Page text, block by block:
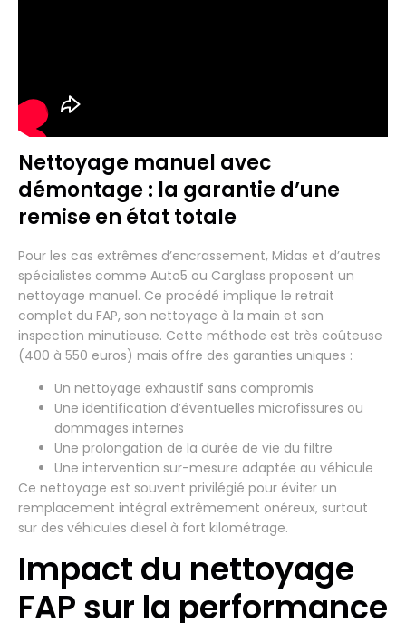
Nettoyage manuel avec
démontage : la garantie d’une
remise en état totale
Pour les cas extrêmes d’encrassement, Midas et d’autres
spécialistes comme Auto5 ou Carglass proposent un
nettoyage manuel. Ce procédé implique le retrait
complet du FAP, son nettoyage à la main et son
inspection minutieuse. Cette méthode est très coûteuse
(400 à 550 euros) mais offre des garanties uniques :
Un nettoyage exhaustif sans compromis
Une identification d’éventuelles microfissures ou
dommages internes
Une prolongation de la durée de vie du filtre
Une intervention sur-mesure adaptée au véhicule
Ce nettoyage est souvent privilégié pour éviter un
remplacement intégral extrêmement onéreux, surtout
sur des véhicules diesel à fort kilométrage.
Impact du nettoyage
FAP sur la performance